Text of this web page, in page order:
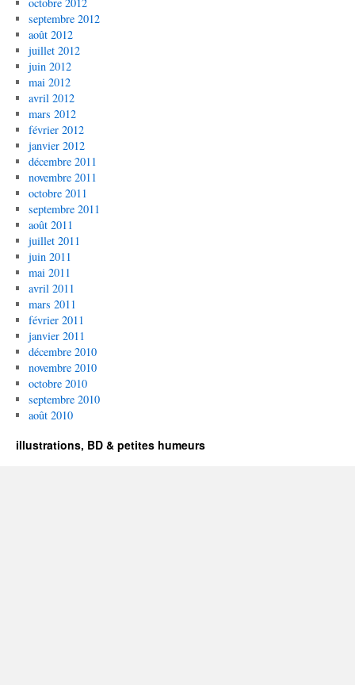
septembre 2012
août 2012
juillet 2012
juin 2012
mai 2012
avril 2012
mars 2012
février 2012
janvier 2012
décembre 2011
novembre 2011
octobre 2011
septembre 2011
août 2011
juillet 2011
juin 2011
mai 2011
avril 2011
mars 2011
février 2011
janvier 2011
décembre 2010
novembre 2010
octobre 2010
septembre 2010
août 2010
illustrations, BD & petites humeurs